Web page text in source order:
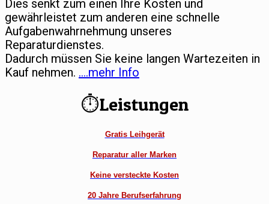
Dies senkt zum einen Ihre Kosten und
gewährleistet zum anderen eine schnelle
Aufgabenwahrnehmung unseres
Reparaturdienstes.
Dadurch müssen Sie keine langen Wartezeiten in
Kauf nehmen. ….mehr Info
⏱Leistungen
Gratis Leihgerät
Reparatur aller Marken
Keine versteckte Kosten
20 Jahre Berufserfahrung